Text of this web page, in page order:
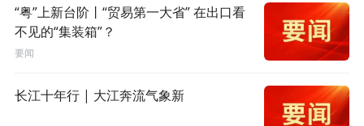
“粤”上新台阶丨“贸易第一大省” 在出口看
不见的“集装箱”？
要闻
长江十年行 | 大江奔流气象新